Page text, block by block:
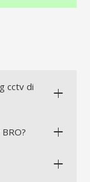
cctv di